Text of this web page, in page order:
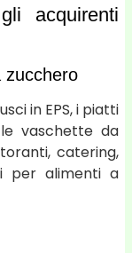
acquirenti
zucchero
in EPS, i piatti
vaschette da
catering,
per alimenti a